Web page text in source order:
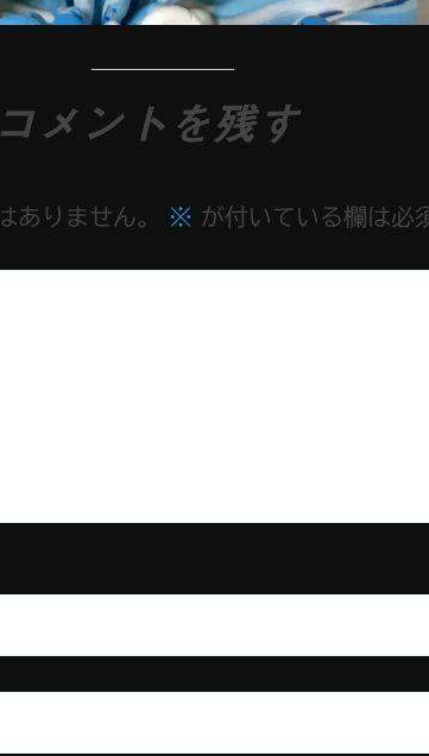
コメントを残す
ありません。 ※ が付いている欄は必